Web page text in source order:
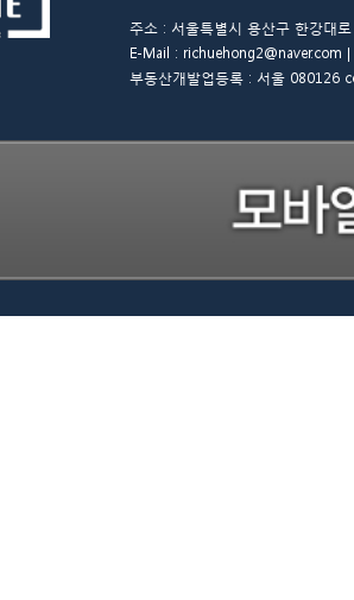
주소 : 서울특별시 용산구 한강대
E-Mail :
부동산개발업등록 : 서울 080126